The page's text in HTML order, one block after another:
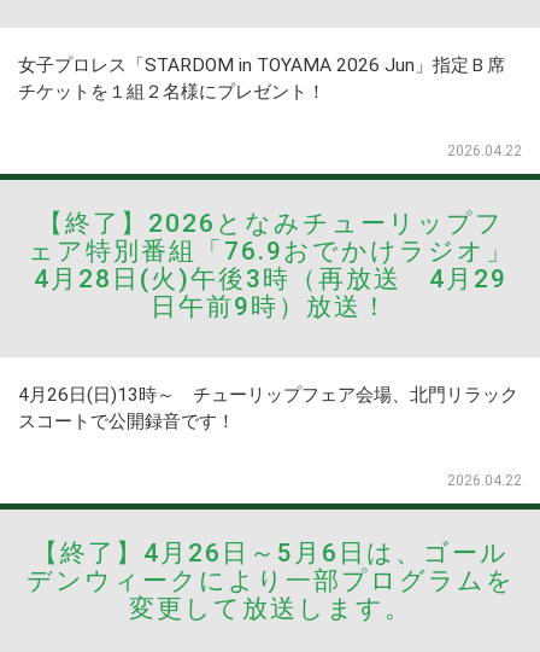
女子プロレス「STARDOM in TOYAMA 2026 Jun」指定Ｂ席
チケットを１組２名様にプレゼント！
2026.04.22
【終了】2026となみチューリップフ
ェア特別番組「76.9おでかけラジオ」
4月28日(火)午後3時（再放送 4月29
日午前9時）放送！
4月26日(日)13時～ チューリップフェア会場、北門リラック
スコートで公開録音です！
2026.04.22
【終了】4月26日～5月6日は、ゴール
デンウィークにより一部プログラムを
変更して放送します。